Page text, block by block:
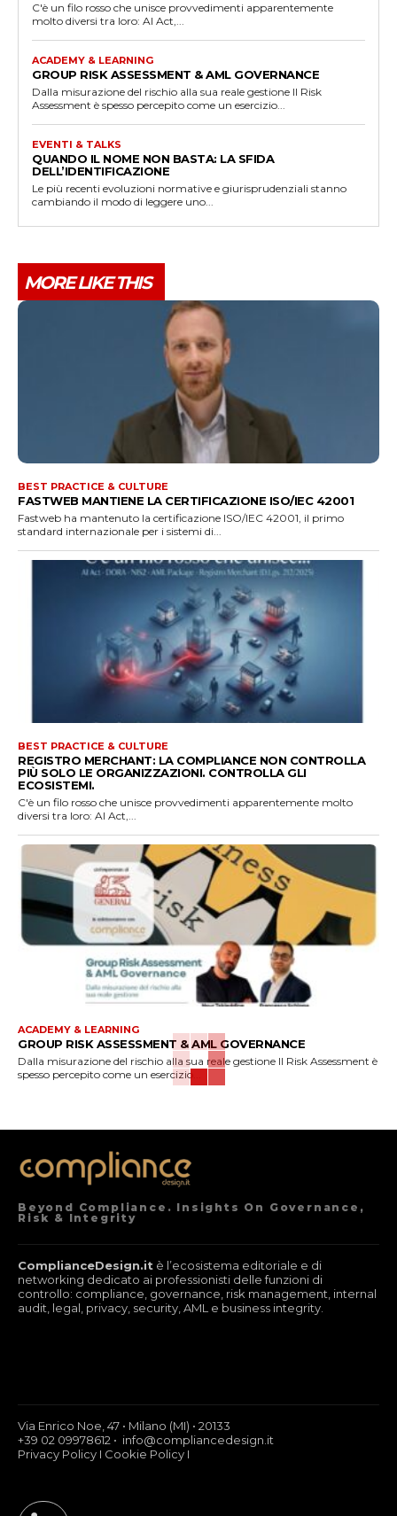
C'è un filo rosso che unisce provvedimenti apparentemente
molto diversi tra loro: AI Act,...
ACADEMY & LEARNING
GROUP RISK ASSESSMENT & AML GOVERNANCE
Dalla misurazione del rischio alla sua reale gestione Il Risk
Assessment è spesso percepito come un esercizio...
EVENTI & TALKS
QUANDO IL NOME NON BASTA: LA SFIDA
DELL’IDENTIFICAZIONE
Le più recenti evoluzioni normative e giurisprudenziali stanno
cambiando il modo di leggere uno...
MORE LIKE THIS
BEST PRACTICE & CULTURE
FASTWEB MANTIENE LA CERTIFICAZIONE ISO/IEC 42001
Fastweb ha mantenuto la certificazione ISO/IEC 42001, il primo
standard internazionale per i sistemi di...
BEST PRACTICE & CULTURE
REGISTRO MERCHANT: LA COMPLIANCE NON CONTROLLA
PIÙ SOLO LE ORGANIZZAZIONI. CONTROLLA GLI
ECOSISTEMI.
C'è un filo rosso che unisce provvedimenti apparentemente molto
diversi tra loro: AI Act,...
ACADEMY & LEARNING
GROUP RISK ASSESSMENT & AML GOVERNANCE
Dalla misurazione del rischio alla sua reale gestione Il Risk Assessment è
spesso percepito come un esercizio...
Beyond Compliance. Insights On Governance,
Risk & Integrity
ComplianceDesign.it è l’ecosistema editoriale e di
networking dedicato ai professionisti delle funzioni di
controllo: compliance, governance, risk management, internal
audit, legal, privacy, security, AML e business integrity.
Via Enrico Noe, 47 • Milano (MI) • 20133
+39 02 09978612 • info@compliancedesign.it
Privacy Policy I Cookie Policy I